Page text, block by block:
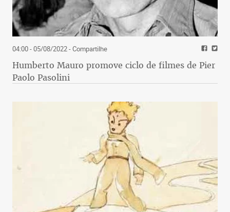
04:00 - 05/08/2022- Compartilhe
Humberto Mauro promove ciclo de filmes de Pier
Paolo Pasolini